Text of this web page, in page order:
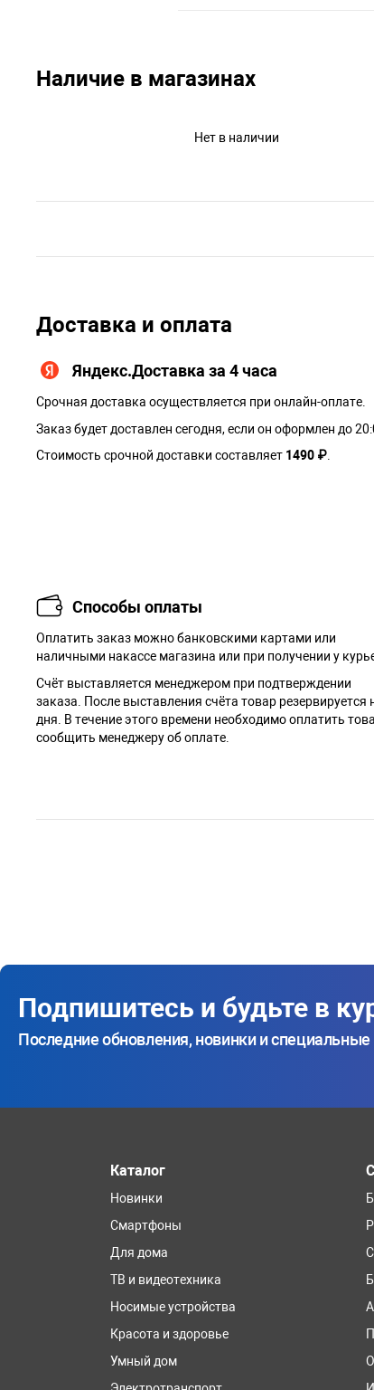
Наличие в магазинах
Нет в наличии
Доставка и оплата
Яндекс.Доставка за 4 часа
Срочная доставка осуществляется при онлайн-оплате.
Заказ будет доставлен сегодня, если он оформлен до
Стоимость срочной доставки составляет 1490 ₽
Способы оплаты
Оплатить заказ можно банковскими картами или
наличными накассе магазина или при получении у
Cчёт выставляется менеджером при подтверждении
заказа. После выставления счёта товар резервируется
дня. В течение этого времени необходимо оплатить
сообщить менеджеру об оплате.
Подпишитесь и будьте в
Последние обновления, новинки и
Каталог
Новинки
Смартфоны
Для дома
ТВ и видеотехника
Носимые устройства
Красота и здоровье
Умный дом